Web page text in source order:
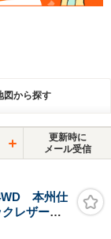
図から探す
更新時に
メール受信
本州仕
レザーシ